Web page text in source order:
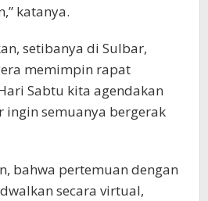
katanya.
setibanya di Sulbar,
memimpin rapat
Sabtu kita agendakan
ingin semuanya bergerak
bahwa pertemuan dengan
secara virtual,